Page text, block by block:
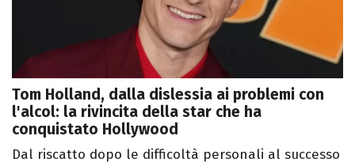
Tom Holland, dalla dislessia ai problemi con
l'alcol: la rivincita della star che ha
conquistato Hollywood
Dal riscatto dopo le difficoltà personali al successo